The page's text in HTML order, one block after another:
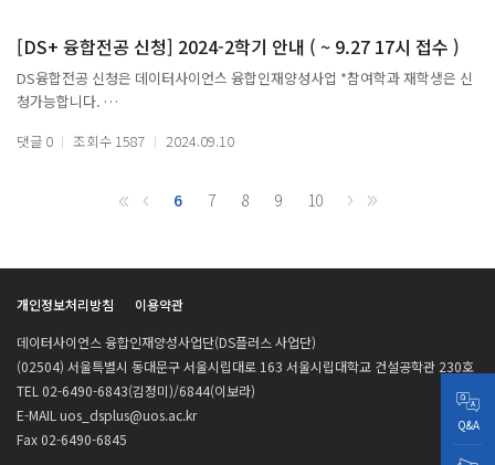
3. 인공지능학과 https://graduate.uos.ac.kr/graduateNew/deptIntro/engineering/view.do?
[DS+ 융합전공 신청] 2024-2학기 안내 ( ~ 9.27 17시 접수 )
DS융합전공 신청은 데이터사이언스 융합인재양성사업 *참여학과 재학생은 신
청가능합니다.
1. 필수 제출대상자 : DS융합인재양성사업 참여연구원으로 학생인건비를 받는
2. 재학기간중 한 번만 신청하면 되고, 기 신청자는 신청 안해도 됨.
2024년 2학기 신입생 및 2024년 2학기 DS+사업 학생인건비를 받는 재학생중
기존에 DS융합전공 미신청자는 반드시 신청
3. 타 융합전공과 병행 신청하지 못함.
댓글 0 조회수 1587 2024.09.10
6 7 8 9 10
데이터사이언스 융합인재양성사업단(DS플러스 사업단)
(02504) 서울특별시 동대문구 서울시립대로 163 서울시립대학교 건설공학관 230호
TEL 02-6490-6843(김정미)/6844(이보라)
E-MAIL uos_dsplus@uos.ac.kr
Fax 02-6490-6845
개인정보처리방침 이용약관
Q&A